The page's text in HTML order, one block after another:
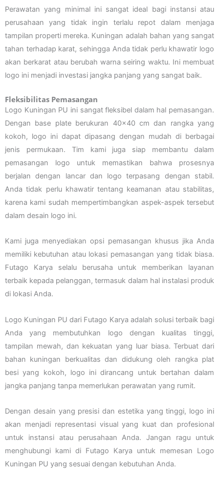
Perawatan yang minimal ini sangat ideal bagi instansi atau
perusahaan yang tidak ingin terlalu repot dalam menjaga
tampilan properti mereka. Kuningan adalah bahan yang sangat
tahan terhadap karat, sehingga Anda tidak perlu khawatir logo
akan berkarat atau berubah warna seiring waktu. Ini membuat
logo ini menjadi investasi jangka panjang yang sangat baik.
Fleksibilitas Pemasangan
Logo Kuningan PU ini sangat fleksibel dalam hal pemasangan.
Dengan base plate berukuran 40×40 cm dan rangka yang
kokoh, logo ini dapat dipasang dengan mudah di berbagai
jenis permukaan. Tim kami juga siap membantu dalam
pemasangan logo untuk memastikan bahwa prosesnya
berjalan dengan lancar dan logo terpasang dengan stabil.
Anda tidak perlu khawatir tentang keamanan atau stabilitas,
karena kami sudah mempertimbangkan aspek-aspek tersebut
dalam desain logo ini.
Kami juga menyediakan opsi pemasangan khusus jika Anda
memiliki kebutuhan atau lokasi pemasangan yang tidak biasa.
Futago Karya selalu berusaha untuk memberikan layanan
terbaik kepada pelanggan, termasuk dalam hal instalasi produk
di lokasi Anda.
Logo Kuningan PU dari Futago Karya adalah solusi terbaik bagi
Anda yang membutuhkan logo dengan kualitas tinggi,
tampilan mewah, dan kekuatan yang luar biasa. Terbuat dari
bahan kuningan berkualitas dan didukung oleh rangka plat
besi yang kokoh, logo ini dirancang untuk bertahan dalam
jangka panjang tanpa memerlukan perawatan yang rumit.
Dengan desain yang presisi dan estetika yang tinggi, logo ini
akan menjadi representasi visual yang kuat dan profesional
untuk instansi atau perusahaan Anda. Jangan ragu untuk
menghubungi kami di Futago Karya untuk memesan Logo
Kuningan PU yang sesuai dengan kebutuhan Anda.